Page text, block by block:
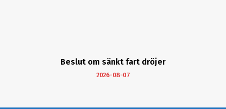
Beslut om sänkt fart dröjer
2026-08-07